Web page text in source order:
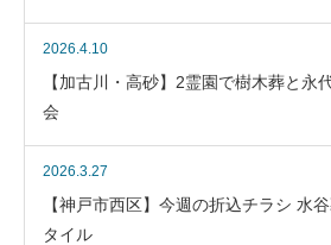
2026.4.10
【加古川・高砂】2霊園で樹木葬と永
会
2026.3.27
【神戸市西区】今週の折込チラシ 水
タイル